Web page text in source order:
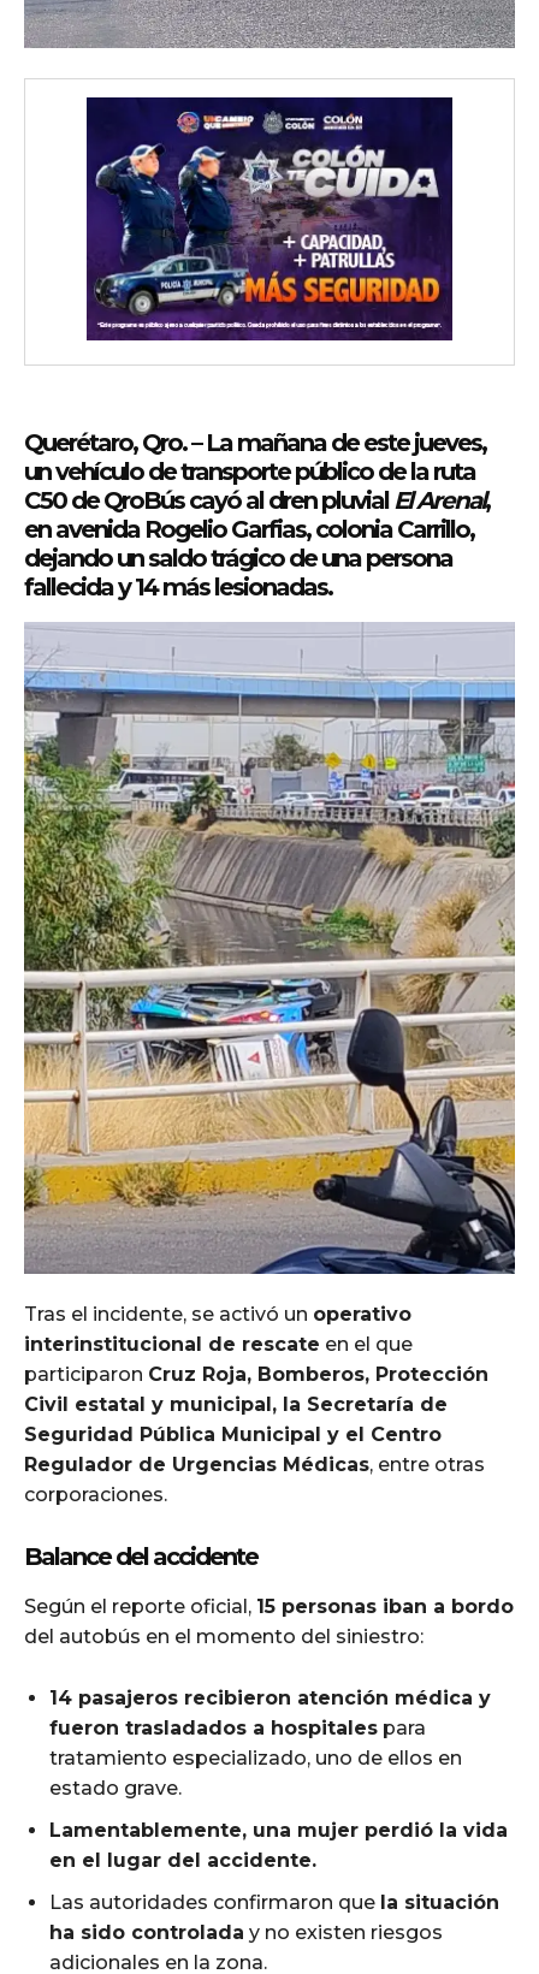
Querétaro, Qro.– La mañana de este jueves,
un vehículo de transporte público de la ruta
C50 de QroBúscayó al dren pluvialEl Arenal,
enavenida Rogelio Garfias, colonia Carrillo,
dejando un saldo trágico deuna persona
fallecida y 14 más lesionadas.
Tras el incidente, se activó un operativo
interinstitucional de rescate en el que
participaron Cruz Roja, Bomberos, Protección
Civil estatal y municipal, la Secretaría de
Seguridad Pública Municipal y el Centro
Regulador de Urgencias Médicas, entre otras
corporaciones.
Balance del accidente
Según el reporte oficial, 15 personas iban a bordo
del autobús en el momento del siniestro:
14 pasajeros recibieron atención médica y
fueron trasladados a hospitales para
tratamiento especializado, uno de ellos en
estado grave.
Lamentablemente, una mujer perdió la vida
en el lugar del accidente.
Las autoridades confirmaron que la situación
ha sido controlada y no existen riesgos
adicionales en la zona.